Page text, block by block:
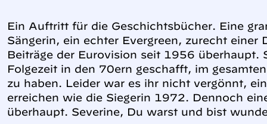
Ein Auftritt für die Geschichtsbücher. Eine
Sängerin, ein echter Evergreen, zurecht einer
Beiträge der Eurovision seit 1956 überhaupt.
Folgezeit in den 70ern geschafft, im
zu haben. Leider war es ihr nicht vergönnt,
erreichen wie die Siegerin 1972. Dennoch
überhaupt. Severine, Du warst und bist